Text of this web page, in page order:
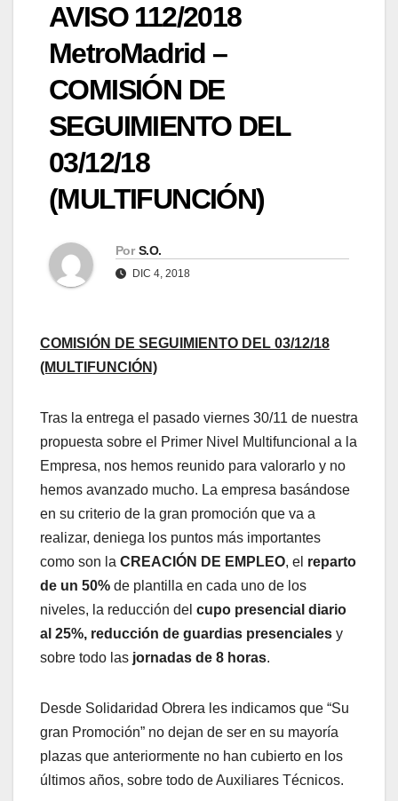
AVISO 112/2018
MetroMadrid –
COMISIÓN DE
SEGUIMIENTO DEL
03/12/18
(MULTIFUNCIÓN)
Por S.O.
DIC 4, 2018
COMISIÓN DE SEGUIMIENTO DEL 03/12/18
(MULTIFUNCIÓN)
Tras la entrega el pasado viernes 30/11 de nuestra
propuesta sobre el Primer Nivel Multifuncional a la
Empresa, nos hemos reunido para valorarlo y no
hemos avanzado mucho. La empresa basándose
en su criterio de la gran promoción que va a
realizar, deniega los puntos más importantes
como son la CREACIÓN DE EMPLEO, el reparto
de un 50% de plantilla en cada uno de los
niveles, la reducción del cupo presencial diario
al 25%, reducción de guardias presenciales y
sobre todo las jornadas de 8 horas.
Desde Solidaridad Obrera les indicamos que “Su
gran Promoción” no dejan de ser en su mayoría
plazas que anteriormente no han cubierto en los
últimos años, sobre todo de Auxiliares Técnicos.